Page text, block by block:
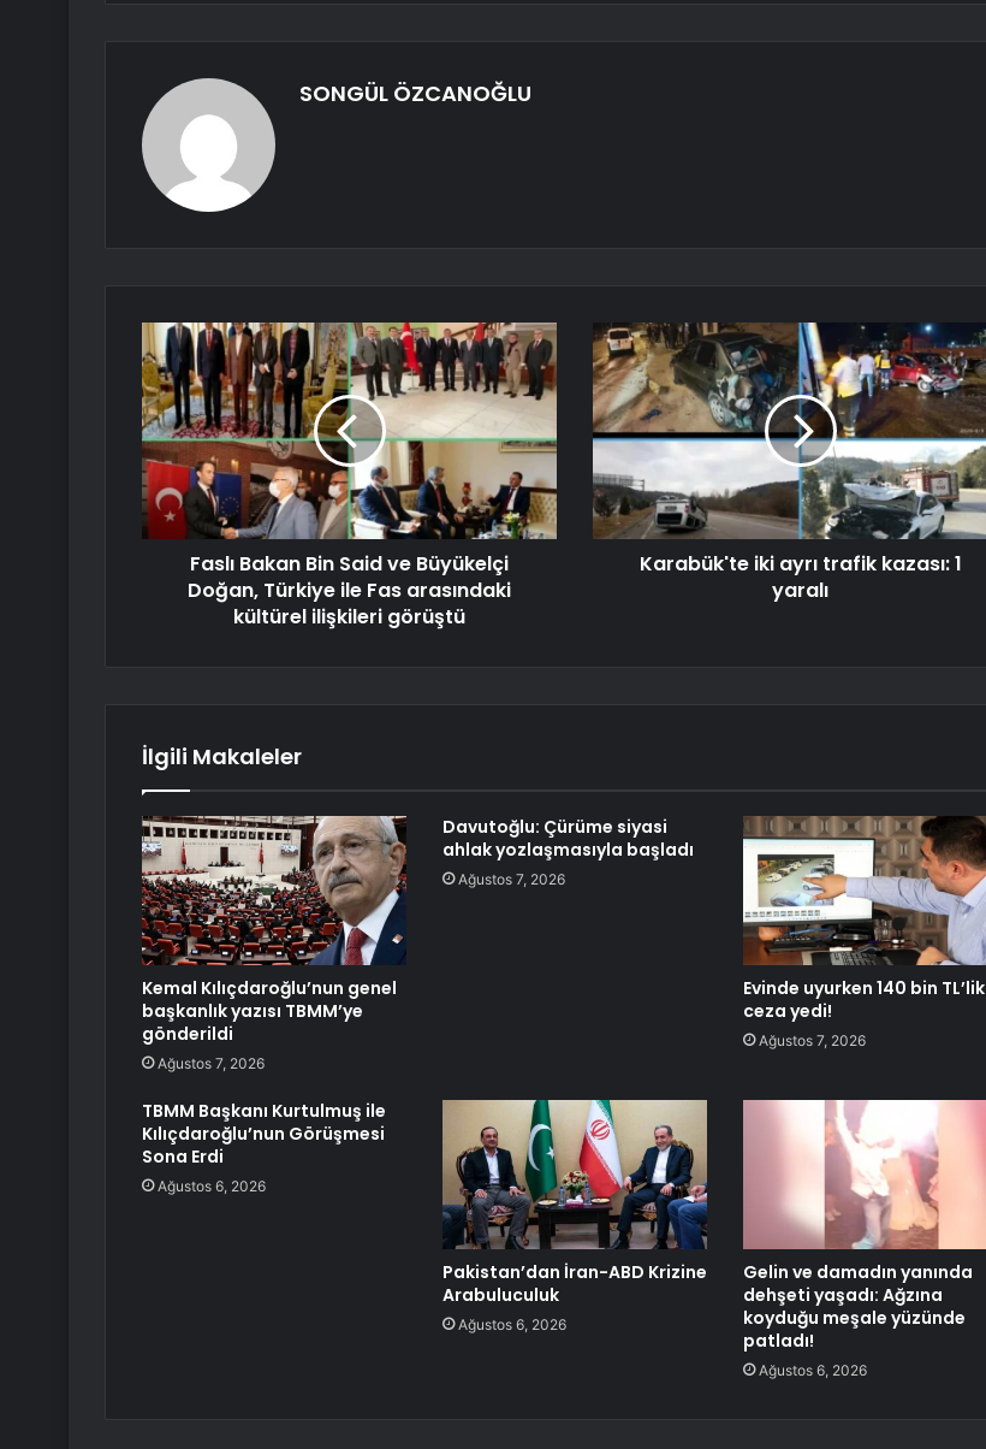
SONGÜL ÖZCANOĞLU
Faslı Bakan Bin Said ve Büyükelçi
Doğan, Türkiye ile Fas arasındaki
kültürel ilişkileri görüştü
Karabük'te iki ayrı trafik kazası: 1
yaralı
İlgili Makaleler
Kemal Kılıçdaroğlu’nun genel
başkanlık yazısı TBMM’ye
gönderildi
Ağustos 7, 2026
Davutoğlu: Çürüme siyasi
ahlak yozlaşmasıyla başladı
Ağustos 7, 2026
Evinde uyurken 140 bin TL’lik
ceza yedi!
Ağustos 7, 2026
TBMM Başkanı Kurtulmuş ile
Kılıçdaroğlu’nun Görüşmesi
Sona Erdi
Ağustos 6, 2026
Pakistan’dan İran-ABD Krizine
Arabuluculuk
Ağustos 6, 2026
Gelin ve damadın yanında
dehşeti yaşadı: Ağzına
koyduğu meşale yüzünde
patladı!
Ağustos 6, 2026